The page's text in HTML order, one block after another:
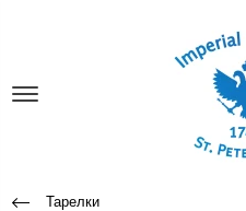
Тарелки